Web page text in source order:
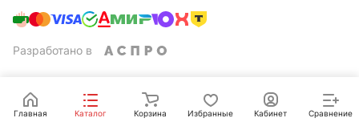
Разработано в
Главная Каталог Корзина Избранные Кабинет Сравнение